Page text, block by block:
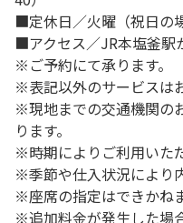
■定休日／火曜（祝日の
■アクセス／JR本塩釜駅
※ご予約にて承ります。
※表記以外のサービスは
※現地までの交通機関の
ります。
※時期によりご利用いた
※季節や仕入状況により
※座席の指定はできかね
※追加料金が発生した場